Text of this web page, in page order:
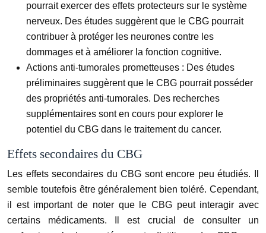
pourrait exercer des effets protecteurs sur le système
nerveux. Des études suggèrent que le CBG pourrait
contribuer à protéger les neurones contre les
dommages et à améliorer la fonction cognitive.
Actions anti-tumorales prometteuses : Des études
préliminaires suggèrent que le CBG pourrait posséder
des propriétés anti-tumorales. Des recherches
supplémentaires sont en cours pour explorer le
potentiel du CBG dans le traitement du cancer.
Effets secondaires du CBG
Les effets secondaires du CBG sont encore peu étudiés. Il
semble toutefois être généralement bien toléré. Cependant,
il est important de noter que le CBG peut interagir avec
certains médicaments. Il est crucial de consulter un